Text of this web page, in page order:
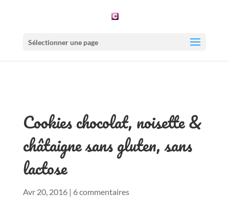
Sélectionner une page
Cookies chocolat, noisette &
châtaigne sans gluten, sans
lactose
Avr 20, 2016| 6 commentaires